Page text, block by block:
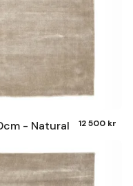
- Natural 12 500 kr